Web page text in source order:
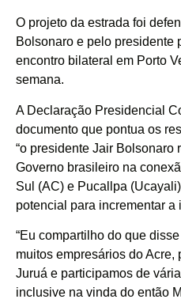
O projeto da estrada foi
Bolsonaro e pelo presidente
encontro bilateral em Porto
semana.
A Declaração Presidencial
documento que pontua os
“o presidente Jair Bolsonaro
Governo brasileiro na
Sul (AC) e Pucallpa
potencial para incrementar a
“Eu compartilho do que
muitos empresários do
Juruá e participamos de
inclusive na vinda do então